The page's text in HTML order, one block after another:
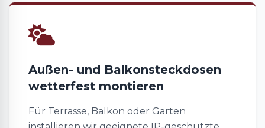
Außen- und Balkonsteckdosen
wetterfest montieren
Für Terrasse, Balkon oder Garten